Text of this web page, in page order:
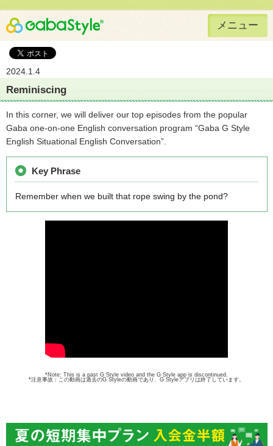
Gaba Style 無料で英語学習 メニュー
2024.1.4
Reminiscing
In this corner, we will deliver our top episodes from the popular
Gaba one-on-one English conversation program “Gaba G Style
English Situational English Conversation”.
Key Phrase
Remember when we built that rope swing by the pond?
*Note: This is a past G Style video and the G Style app is discontinued.
*注意事故：この動画は過去のG Styleの動画であり、G Styleアプリは終了しています。